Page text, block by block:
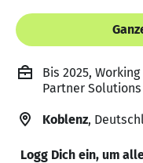
Bis 2025,
Partner Solutions
Koblenz,
Logg Dich ein, um